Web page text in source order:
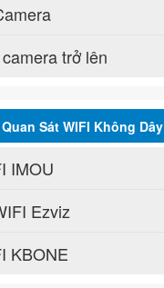
trở lên
Sát WIFI Không Dây
IMOU
Ezviz
KBONE